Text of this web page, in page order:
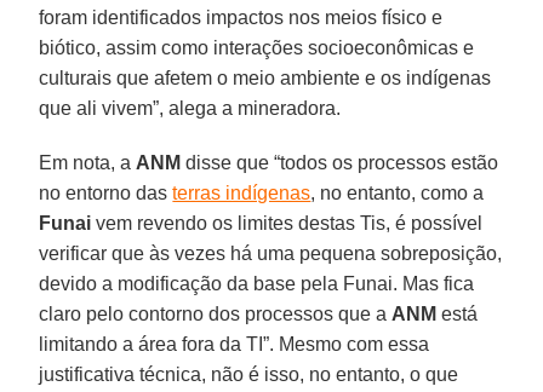
foram identificados impactos nos meios físico e
biótico, assim como interações socioeconômicas e
culturais que afetem o meio ambiente e os indígenas
que ali vivem”, alega a mineradora.
Em nota, a ANM disse que “todos os processos estão
no entorno dasterras indígenas, no entanto, como a
Funai vem revendo os limites destas Tis, é possível
verificar que às vezes há uma pequena sobreposição,
devido a modificação da base pela Funai. Mas fica
claro pelo contorno dos processos que a ANM está
limitando a área fora da TI”. Mesmo com essa
justificativa técnica, não é isso, no entanto, o que